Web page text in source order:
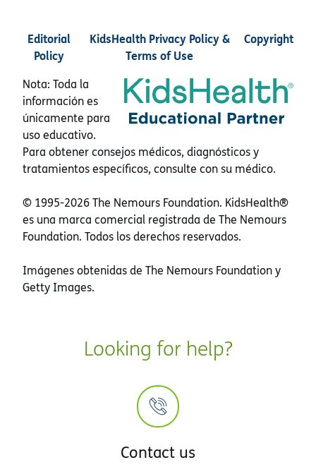
Editorial
Policy
KidsHealth Privacy Policy &
Terms of Use
Copyright
Nota: Toda la
información es
únicamente para
uso educativo.
Para obtener consejos médicos, diagnósticos y
tratamientos específicos, consulte con su médico.
© 1995-2026 The Nemours Foundation. KidsHealth®
es una marca comercial registrada de The Nemours
Foundation. Todos los derechos reservados.
Imágenes obtenidas de The Nemours Foundation y
Getty Images.
Looking for help?
Contact us